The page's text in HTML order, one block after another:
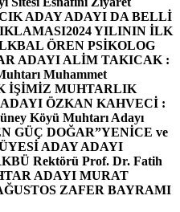
ADAY ADAYI DA BELLİ
2024 YILININ İLK
ÖREN PSİKOLOG
ADAYI ALİM TAKICAK :
Muhammet
İŞİMİZ MUHTARLIK
ÖZKAN KAHVECİ :
Köyü Muhtarı Adayı
GÜÇ DOĞAR”YENİCE ve
ADAY ADAYI
KBÜ Rektörü Prof. Dr. Fatih
ADAYI MURAT
ZAFER BAYRAMI